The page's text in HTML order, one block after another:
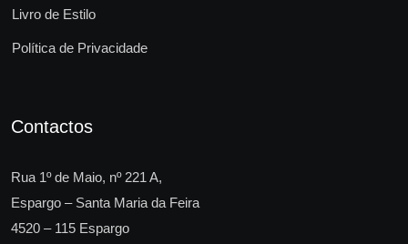
Livro de Estilo
Política de Privacidade
Contactos
Rua 1º de Maio, nº 221 A,
Espargo – Santa Maria da Feira
4520 – 115 Espargo